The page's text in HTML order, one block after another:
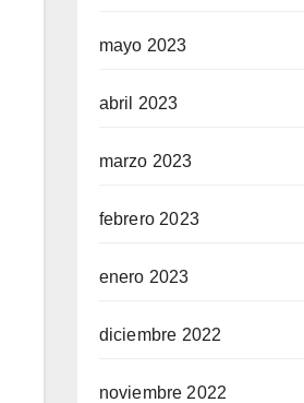
mayo 2023
abril 2023
marzo 2023
febrero 2023
enero 2023
diciembre 2022
noviembre 2022